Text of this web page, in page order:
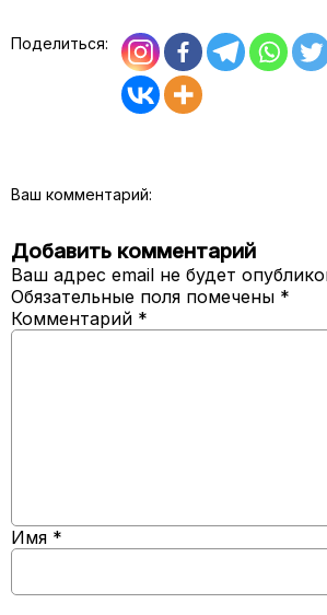
Поделиться:
Ваш комментарий:
Добавить комментарий
Ваш адрес email не будет
Обязательные поля помечены *
Комментарий *
Имя *